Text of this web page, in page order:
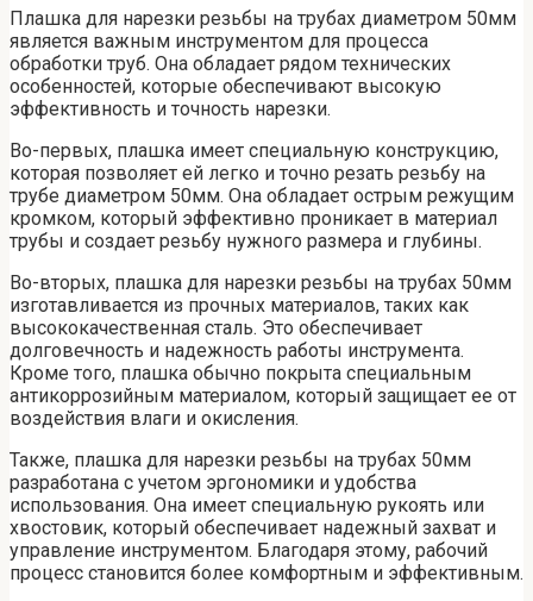
Плашка для нарезки резьбы на трубах диаметром 50мм
является важным инструментом для процесса
обработки труб. Она обладает рядом технических
особенностей, которые обеспечивают высокую
эффективность и точность нарезки.
Во-первых, плашка имеет специальную конструкцию,
которая позволяет ей легко и точно резать резьбу на
трубе диаметром 50мм. Она обладает острым режущим
кромком, который эффективно проникает в материал
трубы и создает резьбу нужного размера и глубины.
Во-вторых, плашка для нарезки резьбы на трубах 50мм
изготавливается из прочных материалов, таких как
высококачественная сталь. Это обеспечивает
долговечность и надежность работы инструмента.
Кроме того, плашка обычно покрыта специальным
антикоррозийным материалом, который защищает ее от
воздействия влаги и окисления.
Также, плашка для нарезки резьбы на трубах 50мм
разработана с учетом эргономики и удобства
использования. Она имеет специальную рукоять или
хвостовик, который обеспечивает надежный захват и
управление инструментом. Благодаря этому, рабочий
процесс становится более комфортным и эффективным.